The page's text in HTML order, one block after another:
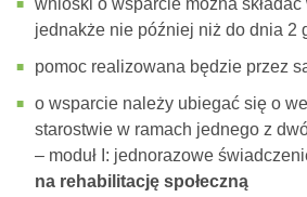
wnioski o wsparcie można składać
jednakże nie później niż do dnia 2
pomoc realizowana będzie przez
o wsparcie należy ubiegać się o
starostwie w ramach jednego z
– moduł I: jednorazowe
na rehabilitację społeczną